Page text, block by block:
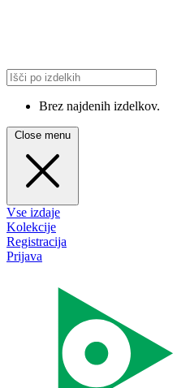
Brez najdenih izdelkov.
Close menu
Vse izdaje
Kolekcije
Registracija
Prijava